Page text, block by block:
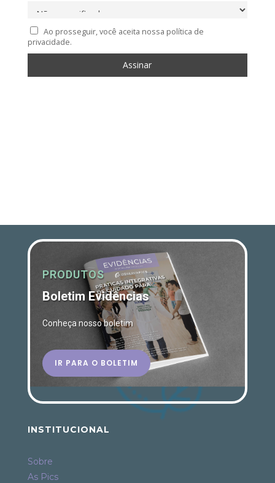
Ao prosseguir, você aceita nossa política de
privacidade.
PRODUTOS
Boletim Evidências
Conheça nosso boletim
IR PARA O BOLETIM
INSTITUCIONAL
Sobre
As Pics